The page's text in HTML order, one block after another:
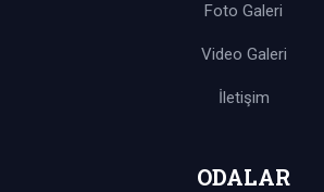
Foto Galeri
Video Galeri
İletişim
ODALAR